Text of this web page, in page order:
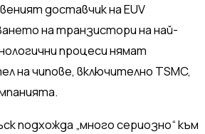
доставчик на EUV
на транзистори на най-
процеси нямат
на чипове, включително TSMC,
подхожда „много сериозно“ към